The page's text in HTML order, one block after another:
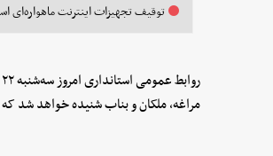
توقیف تجهیزات اینترنت ماهواره‌ای
مراغه، ملکان و بناب شنیده خواهد شد